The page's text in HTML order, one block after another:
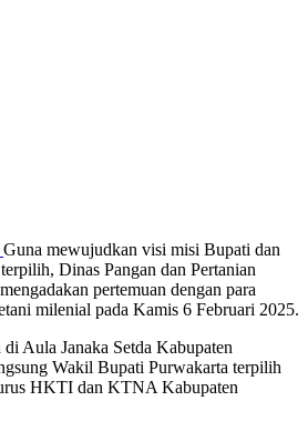
Guna mewujudkan visi misi Bupati dan
Dinas Pangan dan Pertanian
pertemuan dengan para
milenial pada Kamis 6 Februari 2025.
Aula Janaka Setda Kabupaten
Wakil Bupati Purwakarta terpilih
HKTI dan KTNA Kabupaten